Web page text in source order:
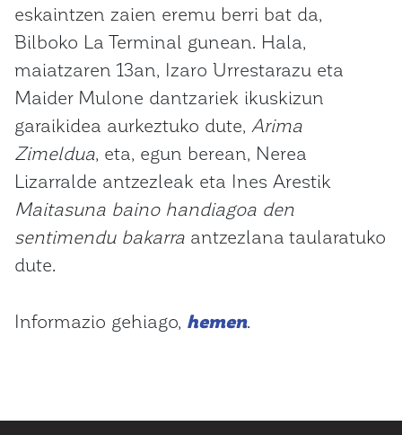
eskaintzen zaien eremu berri bat da,
Bilboko La Terminal gunean. Hala,
maiatzaren 13an, Izaro Urrestarazu eta
Maider Mulone dantzariek ikuskizun
garaikidea aurkeztuko dute, Arima
Zimeldua , eta, egun berean, Nerea
Lizarralde antzezleak eta Ines Arestik
Maitasuna baino handiagoa den
sentimendu bakarra antzezlana taularatuko
dute.
Informazio gehiago, hemen.